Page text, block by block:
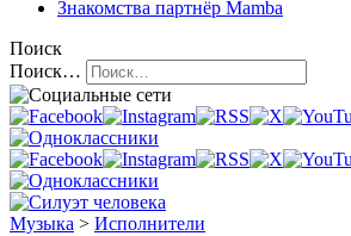
Знакомства партнёр Mamba
Поиск
Поиск…
Музыка > Исполнители